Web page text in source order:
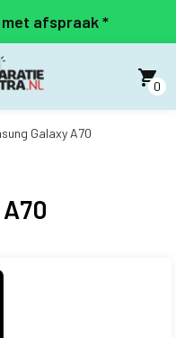
met afspraak *
0
Galaxy A70